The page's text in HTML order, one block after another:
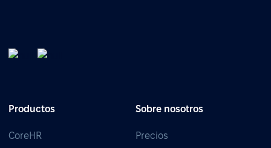
Productos
CoreHR
Sobre nosotros
Precios